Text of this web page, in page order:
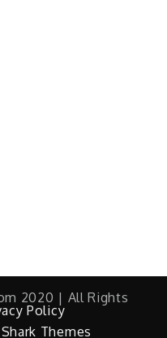
2020 | All Rights
Policy
Shark Themes